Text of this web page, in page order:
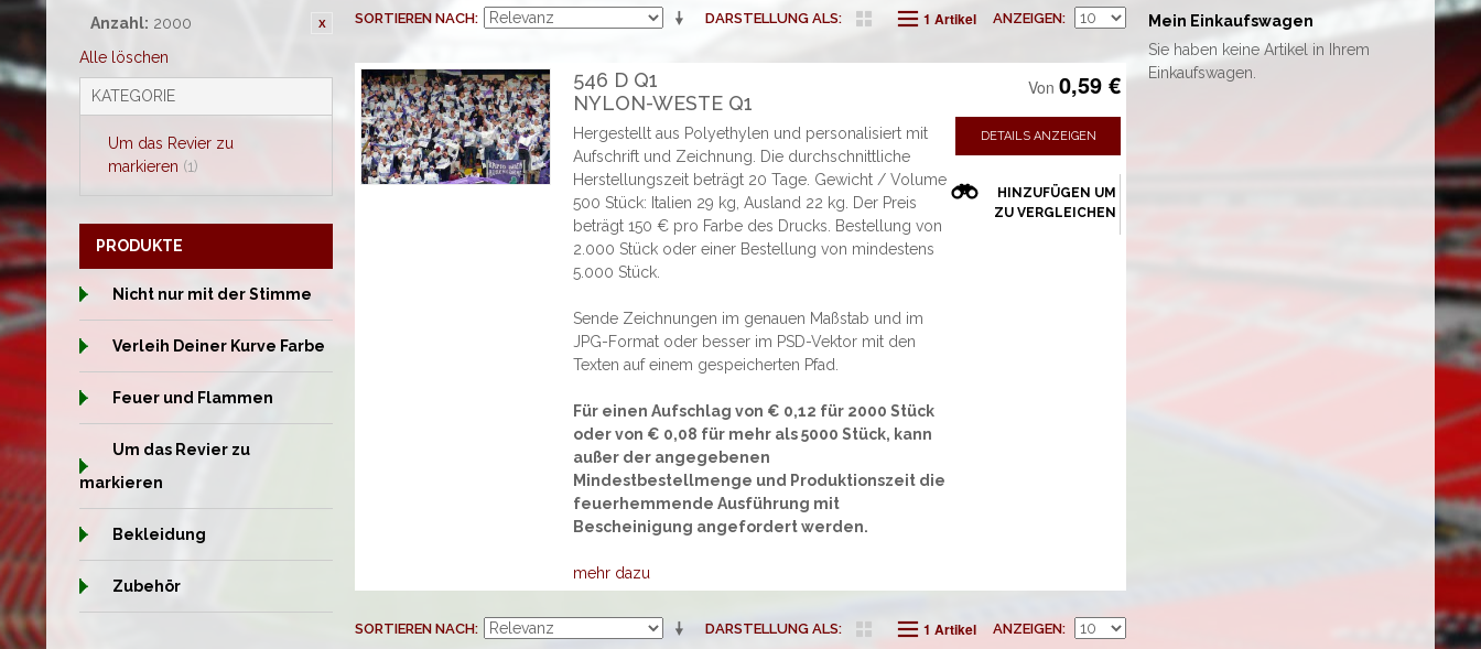
Anzahl: 2000
Alle löschen
KATEGORIE
Um das Revier zu
markieren (1)
DARSTELLUNG ALS
SORTIEREN NACH 1 Artikel ANZEIGEN
546 D Q1
NYLON-WESTE Q1
Von 0,59 €
DETAILS ANZEIGEN
HINZUFÜGEN UM
ZU VERGLEICHEN
Hergestellt aus Polyethylen und personalisiert mit
Aufschrift und Zeichnung. Die durchschnittliche
Herstellungszeit beträgt 20 Tage. Gewicht / Volume
500 Stück: Italien 29 kg, Ausland 22 kg. Der Preis
beträgt 150 € pro Farbe des Drucks. Bestellung von
2.000 Stück oder einer Bestellung von mindestens
5.000 Stück.
Sende Zeichnungen im genauen Maßstab und im
JPG-Format oder besser im PSD-Vektor mit den
Texten auf einem gespeicherten Pfad.
Für einen Aufschlag von € 0,12 für 2000 Stück
oder von € 0,08 für mehr als 5000 Stück, kann
außer der angegebenen
Mindestbestellmenge und Produktionszeit die
feuerhemmende Ausführung mit
Bescheinigung angefordert werden.
mehr dazu
DARSTELLUNG ALS
SORTIEREN NACH 1 Artikel ANZEIGEN
PRODUKTE
Nicht nur mit der Stimme
Verleih Deiner Kurve Farbe
Feuer und Flammen
Um das Revier zu
markieren
Bekleidung
Zubehör
Mein Einkaufswagen
Sie haben keine Artikel in Ihrem
Einkaufswagen.